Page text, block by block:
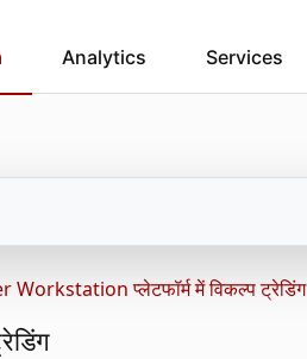
Analytics Services
प्लेटफॉर्म में विकल्प ट्रेडिंग